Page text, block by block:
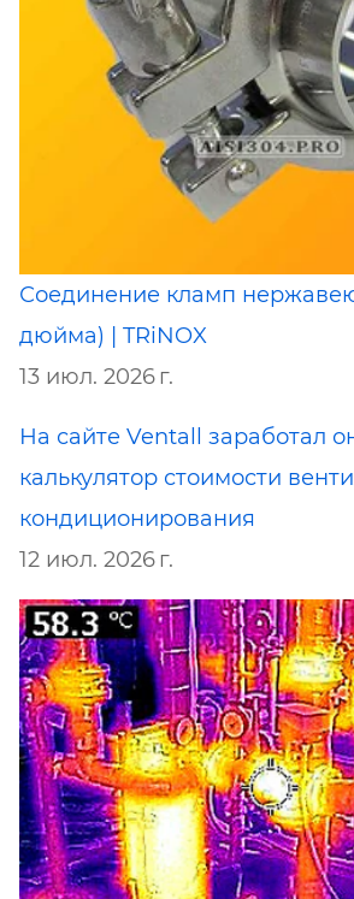
Соединение кламп
дюйма) | TRiNOX
13 июл. 2026 г.
На сайте Ventall заработал
калькулятор стоимости
кондиционирования
12 июл. 2026 г.